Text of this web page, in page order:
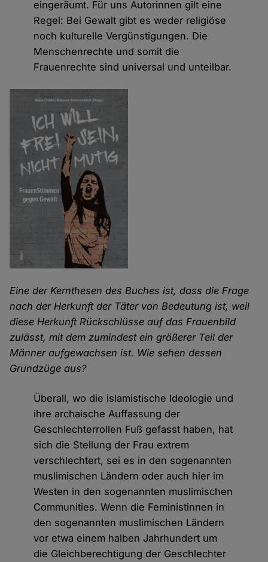
eingeräumt. Für uns Autorinnen gilt eine
Regel: Bei Gewalt gibt es weder religiöse
noch kulturelle Vergünstigungen. Die
Menschenrechte und somit die
Frauenrechte sind universal und unteilbar.
Eine der Kernthesen des Buches ist, dass die Frage
nach der Herkunft der Täter von Bedeutung ist, weil
diese Herkunft Rückschlüsse auf das Frauenbild
zulässt, mit dem zumindest ein größerer Teil der
Männer aufgewachsen ist. Wie sehen dessen
Grundzüge aus?
Überall, wo die islamistische Ideologie und
ihre archaische Auffassung der
Geschlechterrollen Fuß gefasst haben, hat
sich die Stellung der Frau extrem
verschlechtert, sei es in den sogenannten
muslimischen Ländern oder auch hier im
Westen in den sogenannten muslimischen
Communities. Wenn die Feministinnen in
den sogenannten muslimischen Ländern
vor etwa einem halben Jahrhundert um
die Gleichberechtigung der Geschlechter